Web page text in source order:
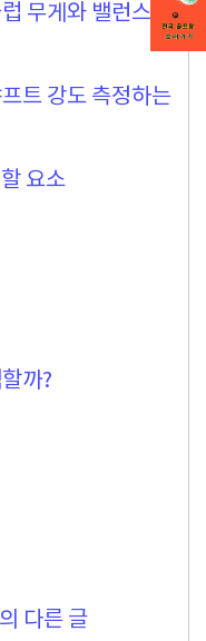
무게와 밸런스 확
트 강도 측정하는
요소
까?
다른 글